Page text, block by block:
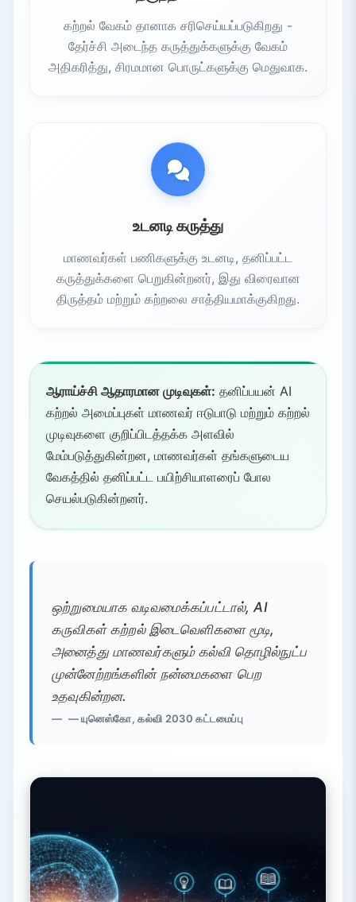
கற்றல் வேகம் தானாக சரிசெய்யப்படுகிறது -
தேர்ச்சி அடைந்த கருத்துக்களுக்கு வேகம்
அதிகரித்து, சிரமமான பொருட்களுக்கு மெதுவாக.
உடனடி கருத்து
மாணவர்கள் பணிகளுக்கு உடனடி, தனிப்பட்ட
கருத்துக்களை பெறுகின்றனர், இது விரைவான
திருத்தம் மற்றும் கற்றலை சாத்தியமாக்குகிறது.
ஆராய்ச்சி ஆதாரமான முடிவுகள்: தனிப்பயன் AI
கற்றல் அமைப்புகள் மாணவர் ஈடுபாடு மற்றும் கற்றல்
முடிவுகளை குறிப்பிடத்தக்க அளவில்
மேம்படுத்துகின்றன, மாணவர்கள் தங்களுடைய
வேகத்தில் தனிப்பட்ட பயிற்சியாளரைப் போல
செயல்படுகின்றனர்.
ஒற்றுமையாக வடிவமைக்கப்பட்டால், AI
கருவிகள் கற்றல் இடைவெளிகளை மூடி,
அனைத்து மாணவர்களும் கல்வி தொழில்நுட்ப
முன்னேற்றங்களின் நன்மைகளை பெற
உதவுகின்றன.
— யுனெஸ்கோ, கல்வி 2030 கட்டமைப்பு